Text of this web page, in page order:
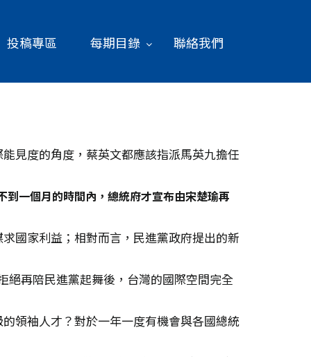
投稿專區 每期目錄 聯絡我們
見度的角度，蔡英文都應該指派馬英九擔任
一個月的時間內，總統府才宣布由宋楚瑜再
國家利益；相對而言，民進黨政府提出的新
絕再陪民進黨起舞後，台灣的國際空間完全
領袖人才？對於一年一度有機會與各國總統